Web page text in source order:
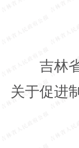
吉林
关于促进